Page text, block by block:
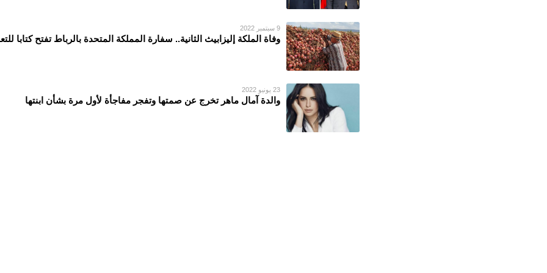
9 سبتمبر 2022
وفاة الملكة إليزابيث الثانية.. سفارة المملكة المتحدة بالرباط تفتح كتابا
23 يونيو 2022
والدة آمال ماهر تخرج عن صمتها وتفجر مفاجأة لأول مرة بشأن ابنتها